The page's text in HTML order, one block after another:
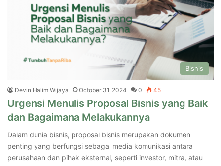
Bisnis
Devin Halim Wijaya October 31, 2024 0 45
Urgensi Menulis Proposal Bisnis yang Baik
dan Bagaimana Melakukannya
Dalam dunia bisnis, proposal bisnis merupakan dokumen
penting yang berfungsi sebagai media komunikasi antara
perusahaan dan pihak eksternal, seperti investor, mitra, atau